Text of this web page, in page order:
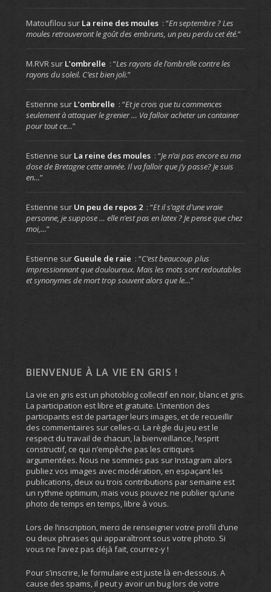
Matoufilou sur La reine des moules : “En septembre ? Les
moules retrouveront le goût des embruns, un peu perdu cet été.”
M.RVRsur L’ombrelle : “Les rayons de l’ombrelle contre les
rayons du soleil. C’est bien joli.”
Estienne sur L’ombrelle : “Et je crois que tu commences
seulement à attaquer le grenier … Va falloir acheter un container
pour tout ce…”
Estienne sur La reine des moules : “Je n’ai pas encore eu ma
dose de Bretagne cette année. Il va falloir que j’y passe? Je suis
en…”
Estienne sur Un peu de repos 2 : “Et il s’agit d’une vraie
personne, je suppose … elle n’est pas en latex ? Je pense que chez
moi,…”
Estienne sur Gueule de raie : “C’est beaucoup plus
impressionnant que douloureux. Mais les mots sont redoutables
et synonymes de mort trop souvent alors que le…”
BIENVENUE À LA VIE EN GRIS !
La vie en gris est un photoblog collectif en noir, blanc et gris.
La participation est libre et gratuite. L’intention des
participants est de partager leurs images, et de recueillir
des commentaires sur celles-ci. La règle du jeu est le
respect du travail de chacun, la bienveillance, l’esprit
constructif, ce qui n’empêche pas les critiques
argumentées. Nous ne sommes pas sur Instagram alors
publiez vos images avec modération, en espaçant les
publications, deux ou trois contributions par semaine est
un rythme optimum, mais vous pouvez ne publier qu’une
photo de temps en temps, libre à vous.
Lors de l’inscription, merci de renseigner votre profil d’une
ou deux phrases qui apparaîtront sous votre photo. Si
vous ne l’avez pas déjà fait, courrez-y !
Pour s’inscrire, le formulaire est juste là en-dessous. A
cause des spams, il peut y avoir un bug lors de votre